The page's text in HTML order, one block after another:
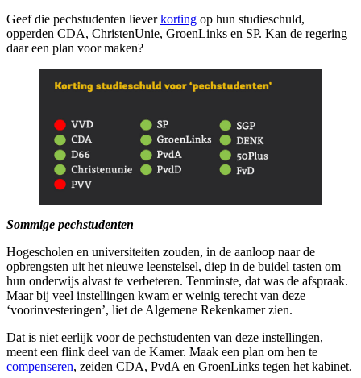
Geef die pechstudenten lieverkorting op hun studieschuld,
opperden CDA, ChristenUnie, GroenLinks en SP. Kan de regering
daar een plan voor maken?
Sommige pechstudenten
Hogescholen en universiteiten zouden, in de aanloop naar de
opbrengsten uit het nieuwe leenstelsel, diep in de buidel tasten om
hun onderwijs alvast te verbeteren. Tenminste, dat was de afspraak.
Maar bij veel instellingen kwam er weinig terecht van deze
‘voorinvesteringen’, liet de Algemene Rekenkamer zien.
Dat is niet eerlijk voor de pechstudenten van deze instellingen,
meent een flink deel van de Kamer. Maak een plan om hen te
compenseren, zeiden CDA, PvdA en GroenLinks tegen het kabinet.